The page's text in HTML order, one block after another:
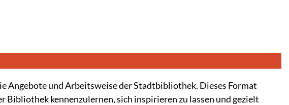
Angebote und Arbeitsweise der Stadtbibliothek. Dieses Format
kennenzulernen, sich inspirieren zu lassen und gezielt